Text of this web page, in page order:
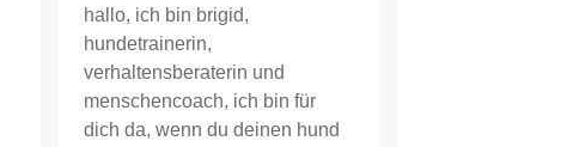
hallo, ich bin brigid,
hundetrainerin,
verhaltensberaterin und
menschencoach, ich bin für
dich da, wenn du deinen hund